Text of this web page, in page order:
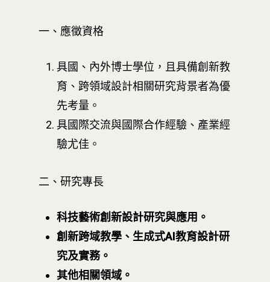
⼀、應徵資格
具國、內外博⼠學位，且具備創新教
育、跨領域設計相關研究背景者為優
先考量。
具國際交流與國際合作經驗、產業經
驗尤佳。
二、研究專長
科技藝術創新設計研究與應用。
創新跨域教學、 生成式AI教育設計研
究及實務。
其他相關領域。